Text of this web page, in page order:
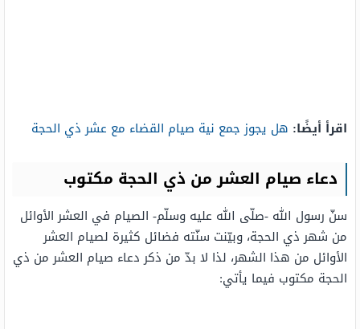
اقرأ أيضًا: هل يجوز جمع نية صيام القضاء مع عشر ذي الحجة
دعاء صيام العشر من ذي الحجة مكتوب
سنّ رسول الله -صلّى الله عليه وسلّم- الصيام في العشر الأوائل
من شهر ذي الحجة، وبيّنت سنّته فضائل كثيرة لصيام العشر
الأوائل من هذا الشهر، لذا لا بدّ من ذكر دعاء صيام العشر من ذي
الحجة مكتوب فيما يأتي: